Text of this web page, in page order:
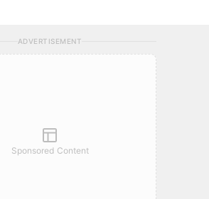
ADVERTISEMENT
Sponsored Content